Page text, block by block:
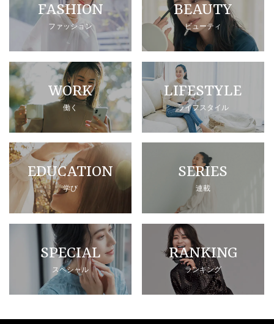
FASHION
ファッション
BEAUTY
ビューティ
WORK
働く
LIFESTYLE
ライフスタイル
EDUCATION
学び
SERIES
連載
SPECIAL
スペシャル
RANKING
ランキング